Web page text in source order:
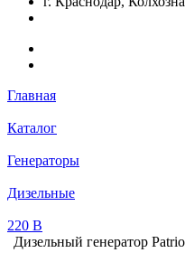
Главная
Каталог
Генераторы
Дизельные
220 В
Дизельный генератор